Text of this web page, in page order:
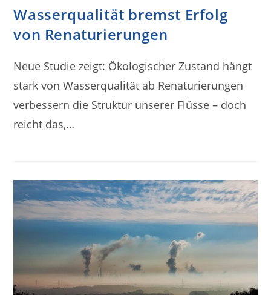
Wasserqualität bremst Erfolg
von Renaturierungen
Neue Studie zeigt: Ökologischer Zustand hängt
stark von Wasserqualität ab Renaturierungen
verbessern die Struktur unserer Flüsse – doch
reicht das,…